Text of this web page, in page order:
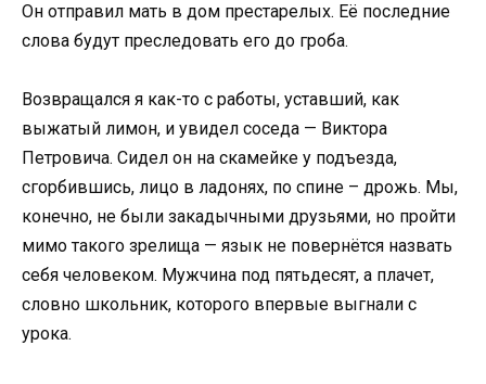
Он отправил мать в дом престарелых. Её последние
слова будут преследовать его до гроба.
Возвращался я как-то с работы, уставший, как
выжатый лимон, и увидел соседа — Виктора
Петровича. Сидел он на скамейке у подъезда,
сгорбившись, лицо в ладонях, по спине – дрожь. Мы,
конечно, не были закадычными друзьями, но пройти
мимо такого зрелища — язык не повернётся назвать
себя человеком. Мужчина под пятьдесят, а плачет,
словно школьник, которого впервые выгнали с
урока.